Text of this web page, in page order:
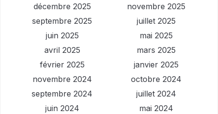
décembre 2025
novembre 2025
septembre 2025
juillet 2025
juin 2025
mai 2025
avril 2025
mars 2025
février 2025
janvier 2025
novembre 2024
octobre 2024
septembre 2024
juillet 2024
juin 2024
mai 2024